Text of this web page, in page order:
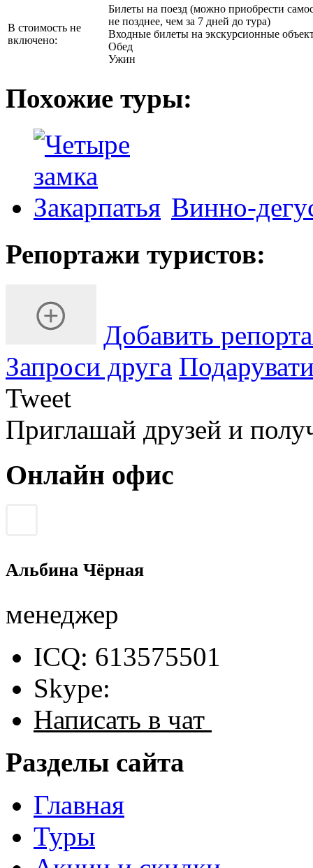
В стоимость не
включено:
Билеты на поезд (можно приобрести
не позднее, чем за 7 дней до тура)
Входные билеты на экскурсионные
Обед
Ужин
Похожие туры:
Винно-
Репортажи туристов:
Добавить
Запроси друга
Tweet
Приглашай друзей и
Онлайн офис
Альбина Чёрная
менеджер
ICQ: 613575501
Skype:
Написать в чат
Разделы сайта
Главная
Туры